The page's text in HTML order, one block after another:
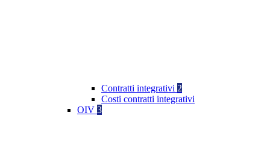
Contratti integrativi 2
Costi contratti integrativi
OIV 3